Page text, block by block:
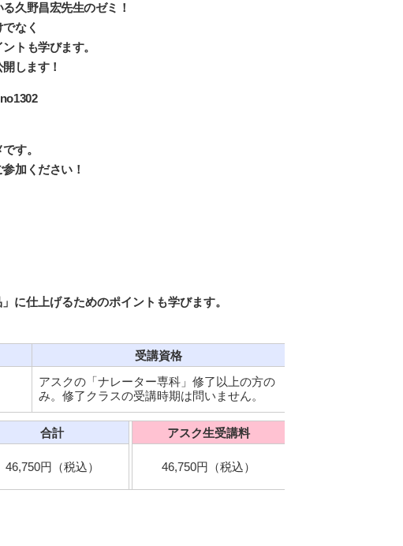
久野昌宏先生のゼミ！
なく
トも学びます。
します！
す。
加ください！
に仕上げるためのポイントも学びます。
受講資格
アスクの「ナレーター専科」修了以上の方の
み。修了クラスの受講時期は問いません。
合計 アスク生受講料
46,750円（税込） 46,750円（税込）